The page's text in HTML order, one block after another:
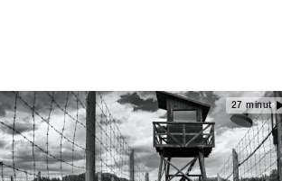
27 minut